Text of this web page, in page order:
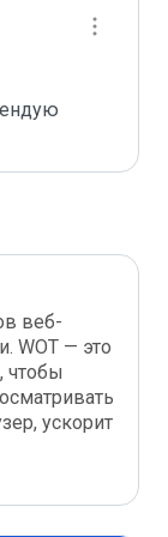
веб-
WOT — это
чтобы
ускорит